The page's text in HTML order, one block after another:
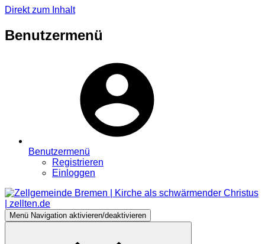
Direkt zum Inhalt
Benutzermenü
Benutzermenü
Registrieren
Einloggen
Menü Navigation aktivieren/deaktivieren